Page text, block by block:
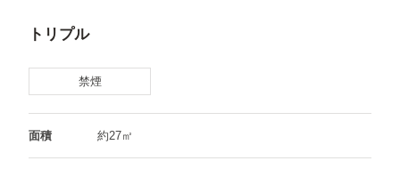
トリプル
禁煙
面積 約27㎡